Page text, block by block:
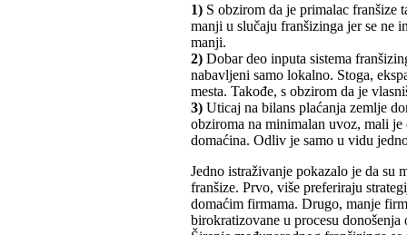
1) S obzirom da je primalac
manji u slučaju franšizinga jer se ne
manji.
2) Dobar deo inputa sistema
nabavljeni samo lokalno. Stoga,
mesta. Takođe, s obzirom da je
3) Uticaj na bilans plaćanja zemlje
obziroma na minimalan uvoz, mali
domaćina. Odliv je samo u vidu
Jedno istraživanje pokazalo je da su
franšize. Prvo, više preferiraju
domaćim firmama. Drugo, manje
birokratizovane u procesu donošenja